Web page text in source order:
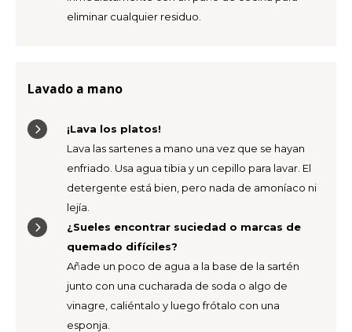
eliminar cualquier residuo.
Lavado a mano
¡Lava los platos!
Lava las sartenes a mano una vez que se hayan
enfriado. Usa agua tibia y un cepillo para lavar. El
detergente está bien, pero nada de amoníaco ni
lejía.
¿Sueles encontrar suciedad o marcas de
quemado difíciles?
Añade un poco de agua a la base de la sartén
junto con una cucharada de soda o algo de
vinagre, caliéntalo y luego frótalo con una
esponja.